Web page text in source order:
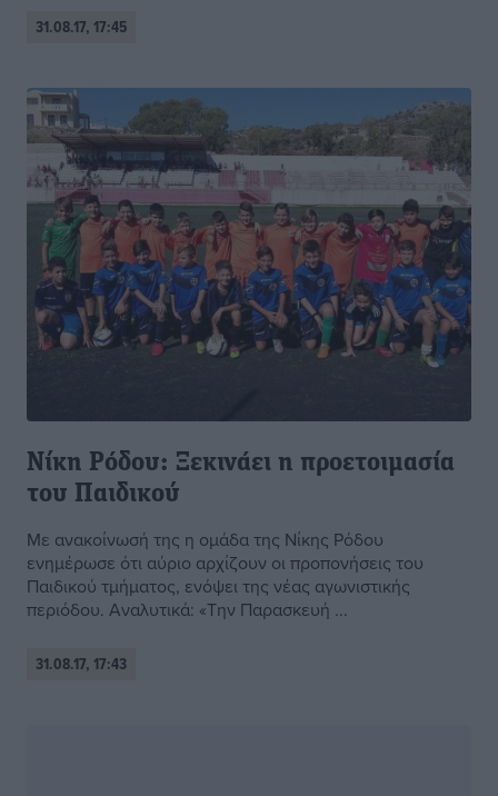
31.08.17, 17:45
Νίκη Ρόδου: Ξεκινάει η προετοιμασία
του Παιδικού
Με ανακοίνωσή της η ομάδα της Νίκης Ρόδου
ενημέρωσε ότι αύριο αρχίζουν οι προπονήσεις του
Παιδικού τμήματος, ενόψει της νέας αγωνιστικής
περιόδου. Αναλυτικά: «Την Παρασκευή ...
31.08.17, 17:43